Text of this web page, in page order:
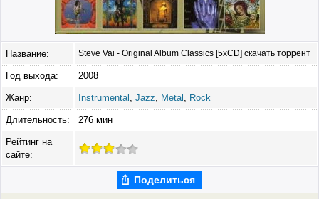
Название: Steve Vai - Original Album Classics [5xCD] скачать торрент
Год выхода: 2008
Жанр: Instrumental Jazz Metal Rock
Длительность: 276 мин
Рейтинг на
сайте:
Поделиться